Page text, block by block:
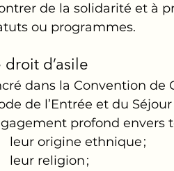
de la solidarité et à
ou programmes.
droit d’asile
dans la Convention de
de l’Entrée et du
profond envers
leur origine ethnique ;
leur religion ;